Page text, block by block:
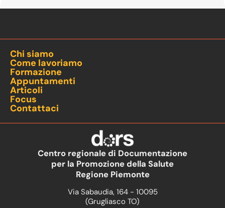
Chi siamo
Come lavoriamo
Formazione
Appuntamenti
Articoli
Focus
Contattaci
Centro regionale di Documentazione
per la Promozione della Salute
Regione Piemonte
Via Sabaudia, 164 - 10095
(Grugliasco TO)